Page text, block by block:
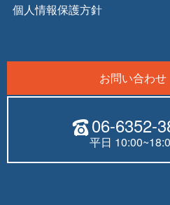
個人情報保護方針
お問い合わせ
06-6352-
平日